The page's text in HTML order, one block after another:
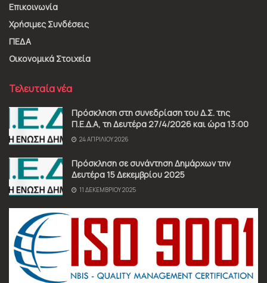
Επικοινωνία
Χρήσιμες Συνδέσεις
ΠΕΔΑ
Οικονομικά Στοιχεία
Τελευταία νέα
Πρόσκληση στη συνεδρίαση του Δ.Σ. της
Π.Ε.Δ.Α, τη Δευτέρα 27/4/2026 και ώρα 13:00
24 ΑΠΡΙΛΊΟΥ 2026
Πρόσκληση σε συνάντηση Δημάρχων την
Δευτέρα 15 Δεκεμβρίου 2025
11 ΔΕΚΕΜΒΡΊΟΥ 2025